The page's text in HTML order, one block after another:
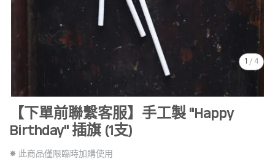
1 / 4
【下單前聯繫客服】手工製 "Happy
Birthday" 插旗 (1支)
✸ 此商品僅限臨時加購使用